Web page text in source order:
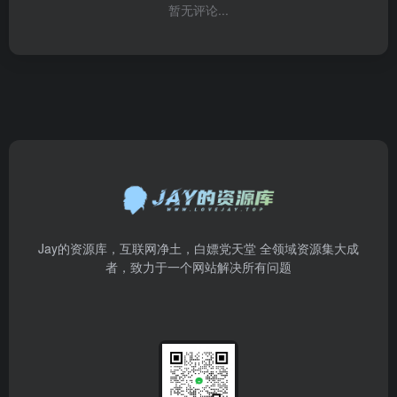
暂无评论...
Jay的资源库，互联网净土，白嫖党天堂 全领域资源集大成
者，致力于一个网站解决所有问题